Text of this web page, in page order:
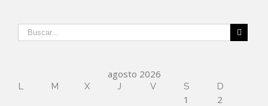
agosto 2026
L M X J V S D
1
2